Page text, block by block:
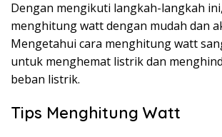
Dengan mengikuti langkah-langkah
menghitung watt dengan mudah dan
Mengetahui cara menghitung watt
untuk menghemat listrik dan
beban listrik.
Tips Menghitung Watt